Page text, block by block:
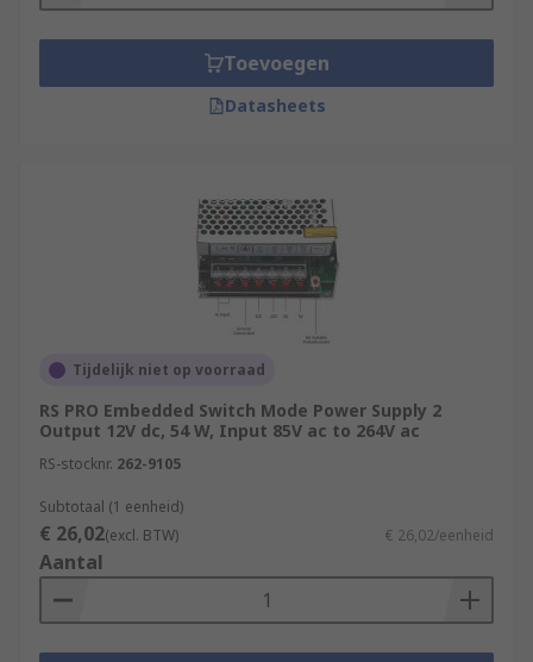
Toevoegen
Datasheets
Tijdelijk niet op voorraad
RS PRO Embedded Switch Mode Power Supply 2
Output 12V dc, 54 W, Input 85V ac to 264V ac
RS-stocknr. 262-9105
Subtotaal (1 eenheid)
€ 26,02(excl. BTW) € 26,02/eenheid
Aantal